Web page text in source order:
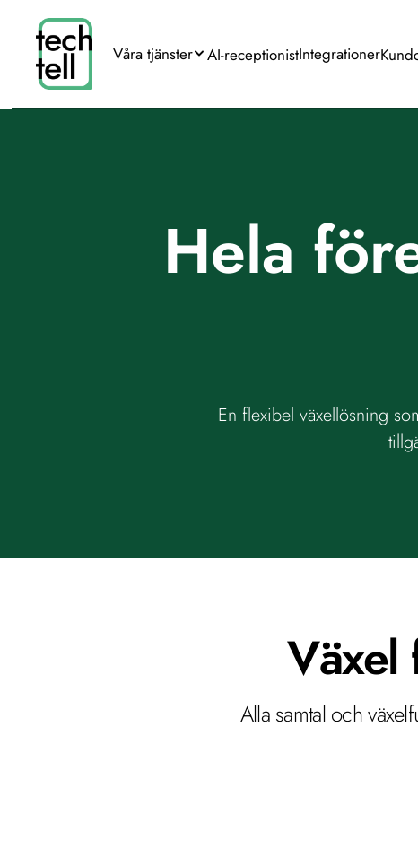
Våra tjänster
AI-receptionistIntegrationer
Hela
En flexibel växellösning
Växel
Alla samtal och